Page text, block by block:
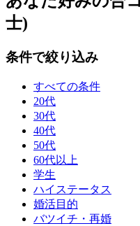
士)
条件で絞り込み
すべての条件
20代
30代
40代
50代
60代以上
学生
ハイステータス
婚活目的
バツイチ・再婚